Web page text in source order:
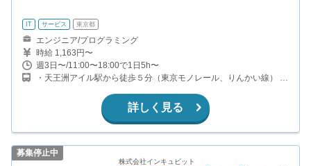
IT サービス 東京都
エンジニア/プログラミング
時給 1,163円〜
週3日〜/11:00〜18:00で1日5h〜
・天王洲アイル駅から徒歩５分（東京モノレール、りんかい線） ・
詳しく見る
募集停止中
株式会社インキュビット